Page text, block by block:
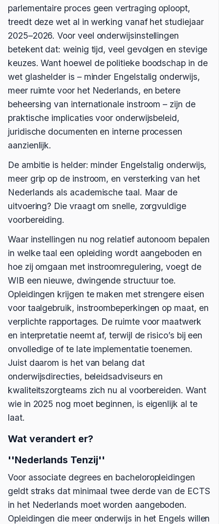
parlementaire proces geen vertraging oploopt,
treedt deze wet al in werking vanaf het studiejaar
2025–2026. Voor veel onderwijsinstellingen
betekent dat: weinig tijd, veel gevolgen en stevige
keuzes. Want hoewel de politieke boodschap in de
wet glashelder is – minder Engelstalig onderwijs,
meer ruimte voor het Nederlands, en betere
beheersing van internationale instroom – zijn de
praktische implicaties voor onderwijsbeleid,
juridische documenten en interne processen
aanzienlijk.
De ambitie is helder: minder Engelstalig onderwijs,
meer grip op de instroom, en versterking van het
Nederlands als academische taal. Maar de
uitvoering? Die vraagt om snelle, zorgvuldige
voorbereiding.
Waar instellingen nu nog relatief autonoom bepalen
in welke taal een opleiding wordt aangeboden en
hoe zij omgaan met instroomregulering, voegt de
WIB een nieuwe, dwingende structuur toe.
Opleidingen krijgen te maken met strengere eisen
voor taalgebruik, instroombeperkingen op maat, en
verplichte rapportages. De ruimte voor maatwerk
en interpretatie neemt af, terwijl de risico’s bij een
onvolledige of te late implementatie toenemen.
Juist daarom is het van belang dat
onderwijsdirecties, beleidsadviseurs en
kwaliteitszorgteams zich nu al voorbereiden. Want
wie in 2025 nog moet beginnen, is eigenlijk al te
laat.
Wat verandert er?
''Nederlands Tenzij''
Voor associate degrees en bacheloropleidingen
geldt straks dat minimaal twee derde van de ECTS
in het Nederlands moet worden aangeboden.
Opleidingen die meer onderwijs in het Engels willen